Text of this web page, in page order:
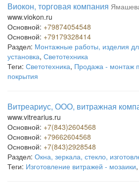
Виокон, торговая компания
www.viokon.ru
Основной: +79874054548
Основной: +79179328414
Раздел: Монтажные работы, изделия
установка, Светотехника
Теги: Светотехника, Продажа - монтаж
покрытия
Витреариус, ООО, витражная
www.vitrearius.ru
Основной: +7(843)2604568
Основной: +79662604568
Основной: +7(843)2928548
Раздел: Окна, зеркала, стекло,
Теги: Изготовление витражей - мозаики,